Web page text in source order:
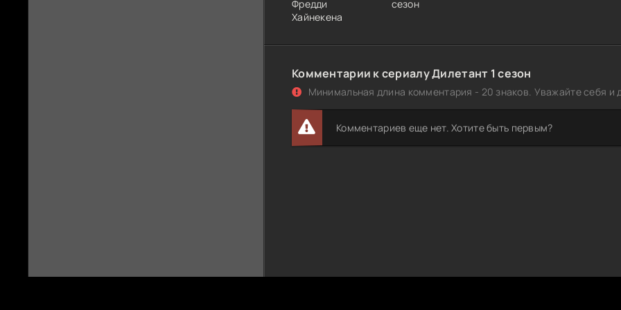
Фредди
Хайнекена
сезон
Комментарии к сериалу Дилетант 1 сезон
Минимальная длина комментария - 20 знаков. Уважайте себя и
Комментариев еще нет. Хотите быть первым?